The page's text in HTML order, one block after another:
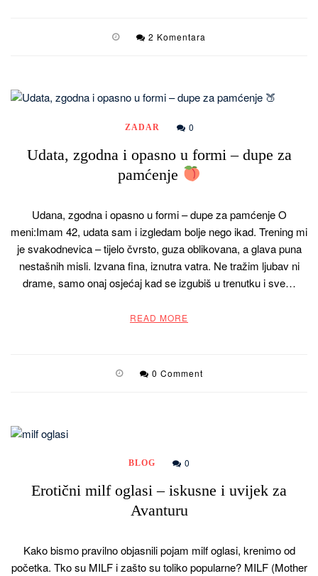
2 Komentara
ZADAR 0
Udata, zgodna i opasno u formi – dupe za
pamćenje
Udana, zgodna i opasno u formi – dupe za pamćenje O
meni:Imam 42, udata sam i izgledam bolje nego ikad. Trening mi
je svakodnevica – tijelo čvrsto, guza oblikovana, a glava puna
nestašnih misli. Izvana fina, iznutra vatra. Ne tražim ljubav ni
drame, samo onaj osjećaj kad se izgubiš u trenutku i sve…
READ MORE
0 Comment
BLOG 0
Erotični milf oglasi – iskusne i uvijek za
Avanturu
Kako bismo pravilno objasnili pojam milf oglasi, krenimo od
početka. Tko su MILF i zašto su toliko popularne? MILF (Mother